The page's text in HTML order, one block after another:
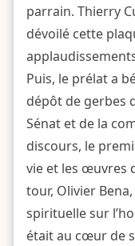
parrain. Thierry
dévoilé cette
Puis, le prélat a
dépôt de gerbes
Sénat et de la
discours, le
vie et les œuvres
tour, Olivier
spirituelle sur
était au cœur de